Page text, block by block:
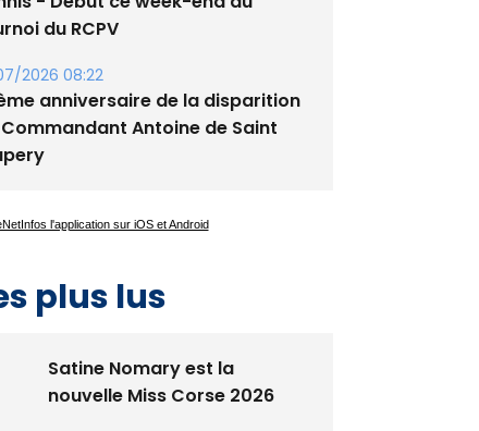
2026 08:24
du RCPV
2026 08:22
anniversaire de la disparition
plus lus